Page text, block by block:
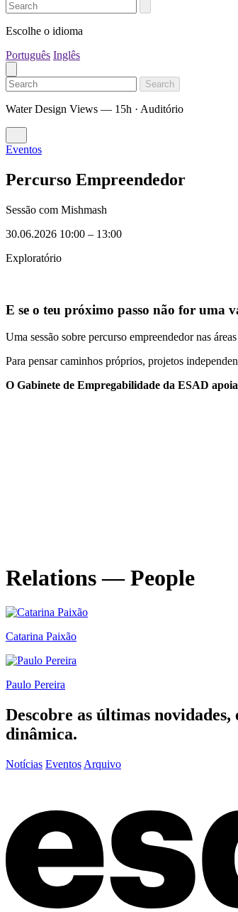
Escolhe o idioma
Português Inglês
Search
Water Design Views — 15h · Auditório
Eventos
Percurso Empreendedor
Sessão com Mishmash
30.06.2026 10:00 – 13:00
Exploratório
E se o teu próximo passo não for uma
Uma sessão sobre percurso empreendedor nas
Para pensar caminhos próprios, projetos
O Gabinete de Empregabilidade da ESAD
Relations — People
Catarina Paixão
Paulo Pereira
Descobre as últimas novidades,
dinâmica.
Notícias Eventos Arquivo